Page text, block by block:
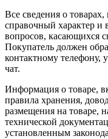
Все сведения о
справочный характер и
вопросов, касающихся
Покупатель должен
контактному телефону,
чат.
Информация о товаре,
правила хранения,
размещения на товаре,
технической
установленным